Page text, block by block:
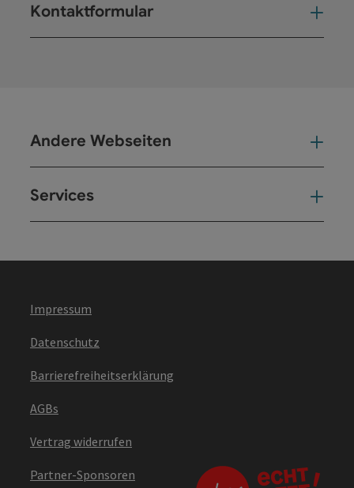
Kontaktformular
Andere Webseiten
Services
Impressum
Datenschutz
Barrierefreiheitserklärung
AGBs
Vertrag widerrufen
Partner-Sponsoren